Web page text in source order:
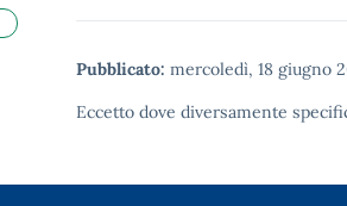
Pubblicato: mercoledì, 18 giugno
Eccetto dove diversamente